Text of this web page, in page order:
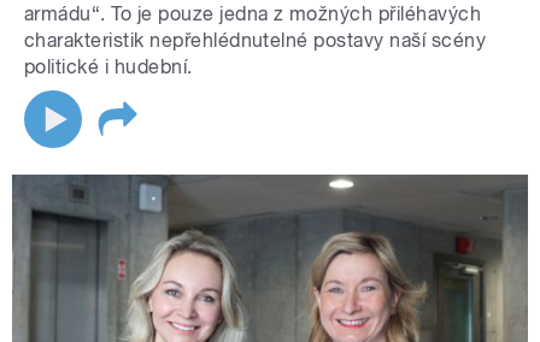
armádu“. To je pouze jedna z možných přiléhavých
charakteristik nepřehlédnutelné postavy naší scény
politické i hudební.